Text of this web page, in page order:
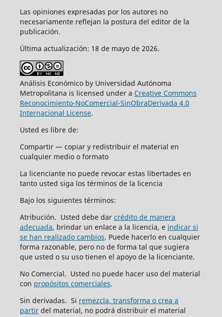
Las opiniones expresadas por los autores no
necesariamente reflejan la postura del editor de la
publicación.
Última actualización: 18 de mayo de 2026.
Análisis Económico by Universidad Autónoma
Metropolitana is licensed under a Creative Commons
Reconocimiento-NoComercial-SinObraDerivada 4.0
Internacional License.
Usted es libre de:
Compartir — copiar y redistribuir el material en
cualquier medio o formato
La licenciante no puede revocar estas libertades en
tanto usted siga los términos de la licencia
Bajo los siguientes términos:
Atribución. Usted debe dar crédito de manera
adecuada, brindar un enlace a la licencia, e indicar si
se han realizado cambios. Puede hacerlo en cualquier
forma razonable, pero no de forma tal que sugiera
que usted o su uso tienen el apoyo de la licenciante.
No Comercial. Usted no puede hacer uso del material
con propósitos comerciales.
Sin derivadas. Si remezcla, transforma o crea a
partirdel material, no podrá distribuir el material